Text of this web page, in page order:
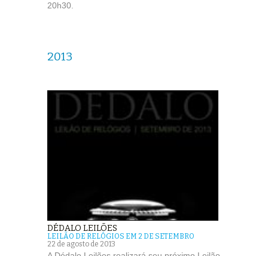
20h30.
2013
DÉDALO LEILÕES
LEILÃO DE RELÓGIOS EM 2 DE SETEMBRO
22 de agosto de 2013